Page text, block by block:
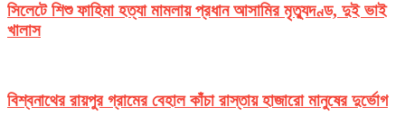
সিলেটে শিশু ফাহিমা হত্যা মামলায় প্রধান আসামির মৃত্যুদণ্ড, দুই ভাই
খালাস
বিশ্বনাথের রায়পুর গ্রামের বেহাল কাঁচা রাস্তায় হাজারো মানুষের দুর্ভোগ